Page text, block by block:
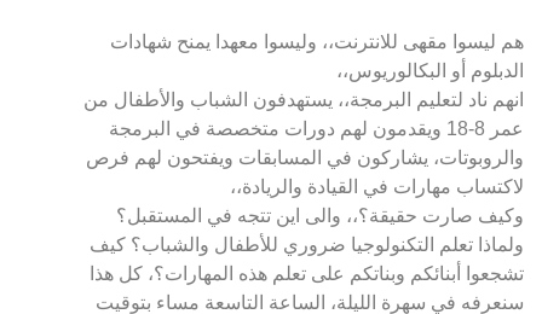
هم ليسوا مقهى للانترنت،، وليسوا معهدا يمنح شهادات
الدبلوم أو البكالوريوس،،
انهم ناد لتعليم البرمجة،، يستهدفون الشباب والأطفال من
عمر 8-18 ويقدمون لهم دورات متخصصة في البرمجة
والروبوتات، يشاركون في المسابقات ويفتحون لهم فرص
لاكتساب مهارات في القيادة والريادة،،
وكيف صارت حقيقة؟،، والى اين تتجه في المستقبل؟
ولماذا تعلم التكنولوجيا ضروري للأطفال والشباب؟ كيف
تشجعوا أبنائكم وبناتكم على تعلم هذه المهارات؟، كل هذا
سنعرفه في سهرة الليلة، الساعة التاسعة مساء بتوقيت